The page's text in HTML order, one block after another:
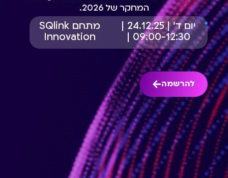
המחקר של 2026.
09:00-12:30 |
מתחם SQlink
Innovation
להרשמה